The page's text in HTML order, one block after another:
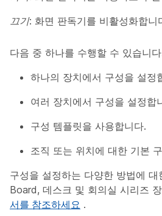
끄기: 화면 판독기를 비활성화합니
다음 중 하나를 수행할 수 있습니
하나의 장치에서 구성을 설정
여러 장치에서 구성을 설정합
구성 템플릿을 사용합니다.
조직 또는 위치에 대한 기본
구성을 설정하는 다양한 방법에 대
Board, 데스크 및 회의실 시리즈
서를 참조하세요 .